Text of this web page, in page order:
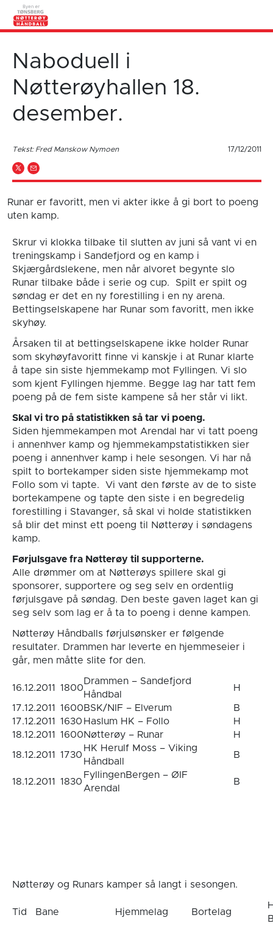
Naboduell i
Nøtterøyhallen 18.
desember.
Tekst: Fred Manskow Nymoen 17/12/2011
Runar er favoritt, men vi akter ikke å gi bort to poeng
uten kamp.
Skrur vi klokka tilbake til slutten av juni så vant vi en
treningskamp i Sandefjord og en kamp i
Skjærgårdslekene, men når alvoret begynte slo
Runar tilbake både i serie og cup. Spilt er spilt og
søndag er det en ny forestilling i en ny arena.
Bettingselskapene har Runar som favoritt, men ikke
skyhøy.
Årsaken til at bettingselskapene ikke holder Runar
som skyhøyfavoritt finne vi kanskje i at Runar klarte
å tape sin siste hjemmekamp mot Fyllingen. Vi slo
som kjent Fyllingen hjemme. Begge lag har tatt fem
poeng på de fem siste kampene så her står vi likt.
Skal vi tro på statistikken så tar vi poeng.
Siden hjemmekampen mot Arendal har vi tatt poeng
i annenhver kamp og hjemmekampstatistikken sier
poeng i annenhver kamp i hele sesongen. Vi har nå
spilt to bortekamper siden siste hjemmekamp mot
Follo som vi tapte. Vi vant den første av de to siste
bortekampene og tapte den siste i en begredelig
forestilling i Stavanger, så skal vi holde statistikken
så blir det minst ett poeng til Nøtterøy i søndagens
kamp.
Førjulsgave fra Nøtterøy til supporterne.
Alle drømmer om at Nøtterøys spillere skal gi
sponsorer, supportere og seg selv en ordentlig
førjulsgave på søndag. Den beste gaven laget kan gi
seg selv som lag er å ta to poeng i denne kampen.
Nøtterøy Håndballs førjulsønsker er følgende
resultater. Drammen har leverte en hjemmeseier i
går, men måtte slite for den.
16.12.2011 1800
Drammen – Sandefjord
Håndbal
H
17.12.2011 1600BSK/NIF – Elverum
B
17.12.2011 1630 Haslum HK – Follo
H
18.12.2011 1600Nøtterøy – Runar H
18.12.2011 1730
HK Herulf Moss – Viking
Håndball
B
18.12.2011 1830
FyllingenBergen – ØIF
Arendal
B
Nøtterøy og Runars kamper så langt i sesongen.
Tid Bane Hjemmelag Bortelag